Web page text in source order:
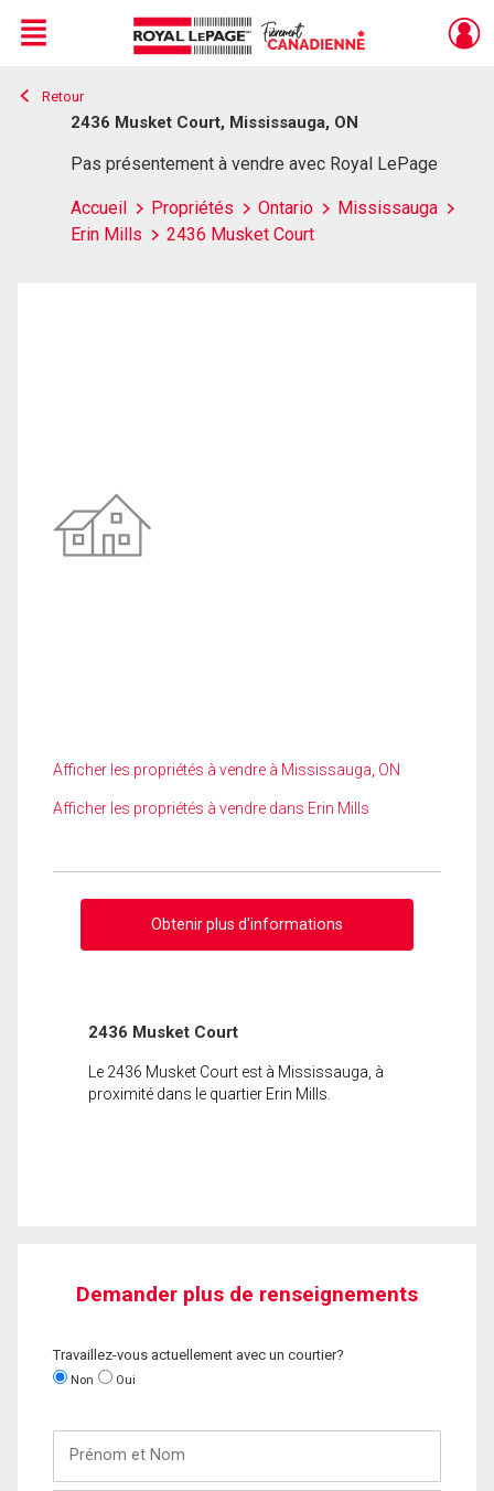
Live
En Direct
Menu
Retour
2436 Musket Court, Mississauga, ON
Pas présentement à vendre avec Royal LePage
Accueil Propriétés Ontario
Mississauga
Erin Mills
2436 Musket Court
Afficher les propriétés à vendre à Mississauga, ON
Afficher les propriétés à vendre dans Erin Mills
Obtenir plus d'informations
2436 Musket Court
Le 2436 Musket Court est à Mississauga, à
proximité dans le quartier Erin Mills.
Demander plus de renseignements
Travaillez-vous actuellement avec un courtier?
Non Oui
Nom